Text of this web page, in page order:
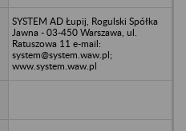
SYSTEM AD Łupij, Rogulski Spółka
Jawna - 03-450 Warszawa, ul.
Ratuszowa 11 e-mail:
system@system.waw.pl;
www.system.waw.pl